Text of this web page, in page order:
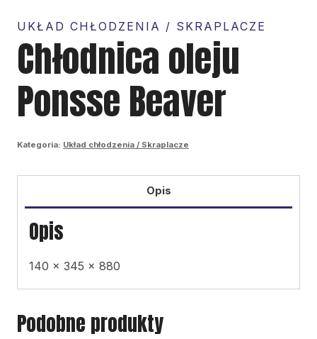
UKŁAD CHŁODZENIA / SKRAPLACZE
Chłodnica oleju
Ponsse Beaver
Kategoria: Układ chłodzenia / Skraplacze
Opis
Opis
140 x 345 x 880
Podobne produkty